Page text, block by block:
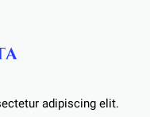
adipiscing elit.